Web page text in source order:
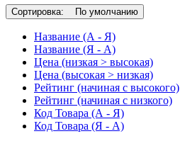
Сортировка: По умолчанию
Название (А - Я)
Название (Я - А)
Цена (низкая > высокая)
Цена (высокая > низкая)
Рейтинг (начиная с высокого)
Рейтинг (начиная с низкого)
Код Товара (А - Я)
Код Товара (Я - А)